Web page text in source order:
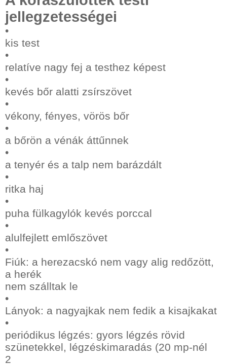
jellegzetességei
•
kis test
•
relatíve nagy fej a testhez képest
•
kevés bőr alatti zsírszövet
•
vékony, fényes, vörös bőr
•
a bőrön a vénák áttűnnek
•
a tenyér és a talp nem barázdált
•
ritka haj
•
puha fülkagylók kevés porccal
•
alulfejlett emlőszövet
•
Fiúk: a herezacskó nem vagy alig redőzött,
a herék
nem szálltak le
•
Lányok: a nagyajkak nem fedik a kisajkakat
•
periódikus légzés: gyors légzés rövid
szünetekkel, légzéskimaradás (20 mp-nél
2